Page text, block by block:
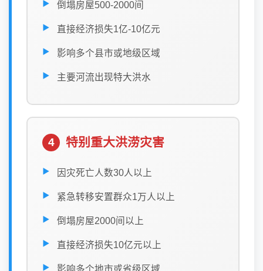
倒塌房屋500-2000间
直接经济损失1亿-10亿元
影响多个县市或地级区域
主要河流出现特大洪水
4 特别重大洪涝灾害
因灾死亡人数30人以上
紧急转移安置群众1万人以上
倒塌房屋2000间以上
直接经济损失10亿元以上
影响多个地市或省级区域